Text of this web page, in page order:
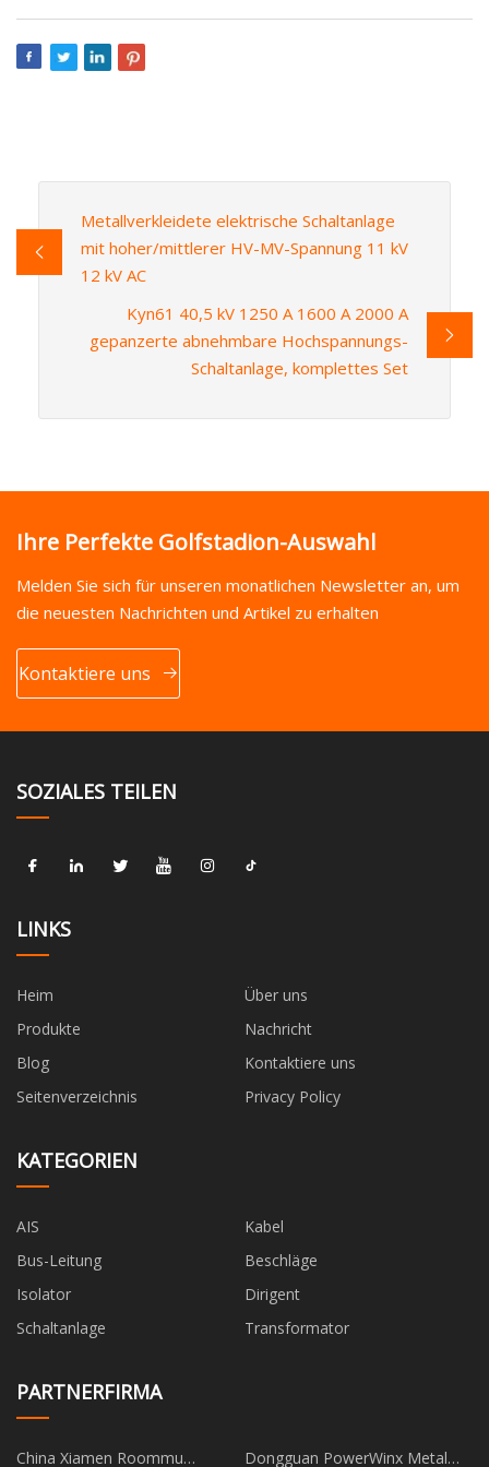
Metallverkleidete elektrische Schaltanlage
mit hoher/mittlerer HV-MV-Spannung 11 kV
12 kV AC
Kyn61 40,5 kV 1250 A 1600 A 2000 A
gepanzerte abnehmbare Hochspannungs-
Schaltanlage, komplettes Set
Ihre Perfekte Golfstadion-Auswahl
Melden Sie sich für unseren monatlichen Newsletter an, um
die neuesten Nachrichten und Artikel zu erhalten
Kontaktiere uns
SOZIALES TEILEN
LINKS
Heim
Über uns
Produkte
Nachricht
Blog
Kontaktiere uns
Seitenverzeichnis
Privacy Policy
KATEGORIEN
AIS
Kabel
Bus-Leitung
Beschläge
Isolator
Dirigent
Schaltanlage
Transformator
PARTNERFIRMA
China Xiamen Roommu Dongguan PowerWinx Metal